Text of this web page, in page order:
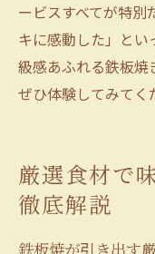
ービスすべてが特別
キに感動した」と
級感あふれる鉄板焼
ぜひ体験してみてく
厳選食材で
徹底解説